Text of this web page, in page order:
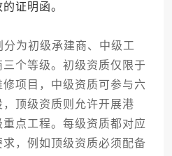
证明函。
为初级承建商、中级工
个等级。初级资质仅限于
项目，中级资质可参与六
顶级资质则允许开展港
点工程。每级资质都对应
，例如顶级资质必须配备